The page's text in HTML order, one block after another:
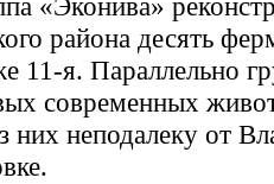
«Эконива»
района десять
11-я. Параллельно
современных
них неподалеку от